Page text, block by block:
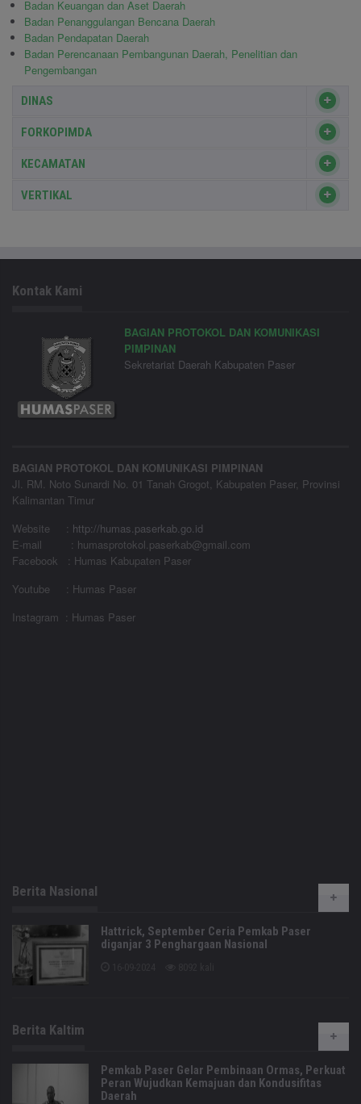
Badan Keuangan dan Aset Daerah
Badan Penanggulangan Bencana Daerah
Badan Pendapatan Daerah
Badan Perencanaan Pembangunan Daerah, Penelitian dan
Pengembangan
DINAS
FORKOPIMDA
KECAMATAN
VERTIKAL
Kontak Kami
BAGIAN PROTOKOL DAN KOMUNIKASI
PIMPINAN
Sekretariat Daerah Kabupaten Paser
BAGIAN PROTOKOL DAN KOMUNIKASI PIMPINAN
Jl. RM. Noto Sunardi No. 01 Tanah Grogot, Kabupaten Paser, Provinsi
Kalimantan Timur
Website
: http://humas.paserkab.go.id
E-mail : humasprotokol.paserkab@gmail.com
Facebook : Humas Kabupaten Paser
Youtube : Humas Paser
Instagram : Humas Paser
Berita Nasional
Hattrick, September Ceria Pemkab Paser
diganjar 3 Penghargaan Nasional
Berita Kaltim
Pemkab Paser Gelar Pembinaan Ormas, Perkuat
Peran Wujudkan Kemajuan dan Kondusifitas
Daerah